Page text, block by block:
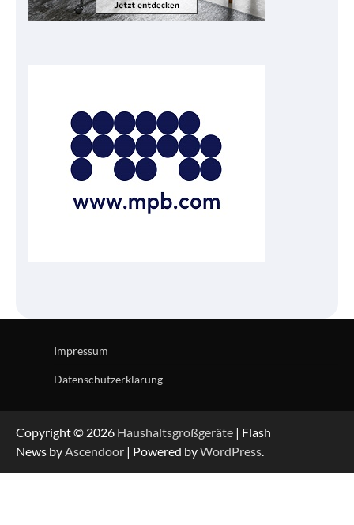
Impressum
Datenschutzerklärung
Copyright © 2026 Haushaltsgroßgeräte | Flash
News byAscendoor | Powered byWordPress.